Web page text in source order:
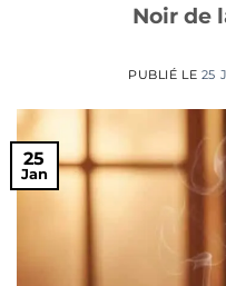
Noir de
PUBLIÉ LE 25
25
Jan